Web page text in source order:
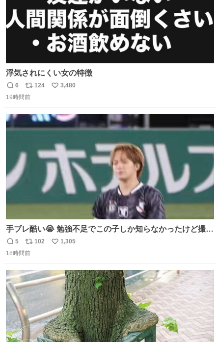
浮気されにくい女の特徴
返
信
6
リ
ポ
ト
数
124
い
数
3,480
19時間前
手ブレ酷い😭 勉強不足でこの子しか知らなかったけど撮っ
てみた😓😓 #TravisJapan #Jリーグ #松倉海斗
返
信
5
リ
ポ
ト
数
102
い
数
1,305
18時間前